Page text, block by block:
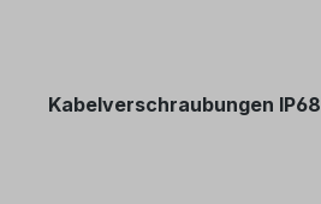
Kabelverschraubungen IP68